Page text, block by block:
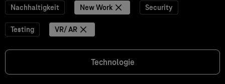
Nachhaltigkeit New Work Security
Testing VR/ AR
Technologie